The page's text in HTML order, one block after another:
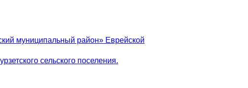
муниципальный район» Еврейской
сельского поселения.